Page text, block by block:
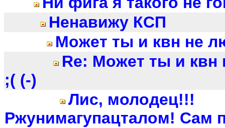
Ненавижу КСП
Может ты и квн не
Re: Может ты и
;( (-)
Лис, молодец!!!
Ржунимагупацталом! Сам